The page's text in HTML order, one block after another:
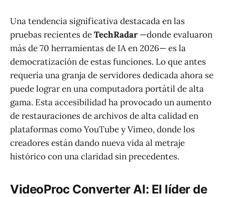
Una tendencia significativa destacada en las
pruebas recientes deTechRadar —donde evaluaron
más de 70 herramientas de IA en 2026— es la
democratización de estas funciones. Lo que antes
requería una granja de servidores dedicada ahora se
puede lograr en una computadora portátil de alta
gama. Esta accesibilidad ha provocado un aumento
de restauraciones de archivos de alta calidad en
plataformas como YouTube y Vimeo, donde los
creadores están dando nueva vida al metraje
histórico con una claridad sin precedentes.
VideoProc Converter AI: El líder de